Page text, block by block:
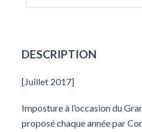
DESCRIPTION
[Juillet 2017]
Imposture à l’occasion du
proposé chaque année par